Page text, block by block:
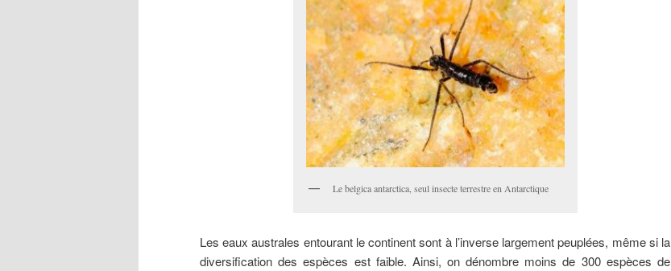
Le belgica antarctica, seul insecte terrestre en Antarctique
Les eaux australes entourant le continent sont à l’inverse largement peuplées, même si la
diversification des espèces est faible. Ainsi, on dénombre moins de 300 espèces de